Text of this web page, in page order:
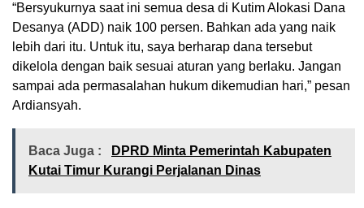
“Bersyukurnya saat ini semua desa di Kutim Alokasi Dana
Desanya (ADD) naik 100 persen. Bahkan ada yang naik
lebih dari itu. Untuk itu, saya berharap dana tersebut
dikelola dengan baik sesuai aturan yang berlaku. Jangan
sampai ada permasalahan hukum dikemudian hari,” pesan
Ardiansyah.
Baca Juga :
DPRD Minta Pemerintah Kabupaten
Kutai Timur Kurangi Perjalanan Dinas